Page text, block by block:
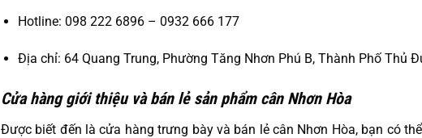
Hotline: 098 222 6896 – 0932 666 177
Địa chỉ: 64 Quang Trung, Phường Tăng Nhơn Phú B, Thành Phố Thủ
Cửa hàng giới thiệu và bán lẻ sản phẩm cân Nhơn Hòa
Được biết đến là cửa hàng trưng bày và bán lẻ cân Nhơn Hòa, bạn có